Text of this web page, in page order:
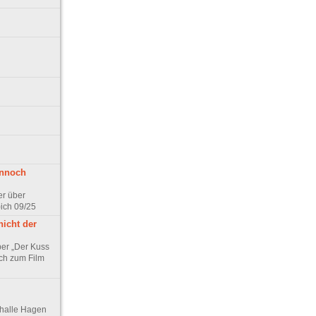
über
09/25
der
„Der Kuss
zum Film
Hagen